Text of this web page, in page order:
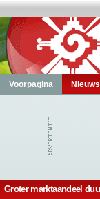
Voorpagina Nieuws
Groter marktaandeel